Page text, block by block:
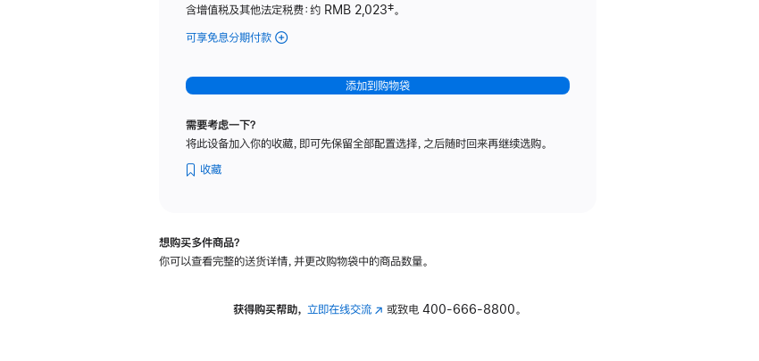
含增值税及其他法定税费：约 RMB 2,023脚
‡。
可享免息分期付款 (Studio
-
纳
理
可
斜
添加到购物袋
需要考虑一下？
将此设备加入你的收藏，即可先保留全部配置选择，之后随时回来再继续选购。
收藏
想购买多件商品？
你可以查看完整的送货详情，并更改购物袋中的商品数量。
获得购买帮助， 立即在线交流(在 或致电400-666-8800。